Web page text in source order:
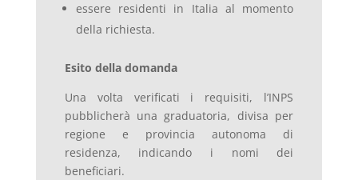
essere residenti in Italia al momento
della richiesta.
Esito della domanda
Una volta verificati i requisiti, l’INPS
pubblicherà una graduatoria, divisa per
regione e provincia autonoma di
residenza, indicando i nomi dei
beneficiari.